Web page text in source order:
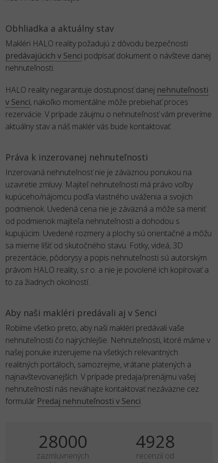
Obhliadka a aktuálny stav
Makléri HALO reality požadujú z dôvodu bezpečnosti
predávajúcich v Senci podpísať dokument o návšteve danej
nehnuteľnosti.
HALO reality negarantuje dostupnosť danej nehnuteľnosti
v Senci, nakoľko momentálne môže prebiehať proces
rezervácie. V prípade záujmu o nehnuteľnosť vám preveríme
aktuálny stav a náš maklér vás bude kontaktovať.
Práva k inzerovanej nehnuteľnosti
Inzerovaná nehnuteľnosť nie je záväznou ponukou na
uzavretie zmluvy. Majiteľ nehnuteľnosti má právo voľby
kupúceho/nájomcu podľa vlastného uváženia a svojich
podmienok. Uvedená cena nie je záväzná a môže sa meniť
od podmienok majiteľa nehnuteľnosti a dohodou s
kupujúcim. Uvedené rozmery a plochy sú orientačné a môžu
sa mierne líšiť od skutočného stavu. Fotky, videá, 3D
prezentácie, pôdorysy a popis nehnuteľnosti sú autorským
právom HALO reality, s.r.o. a nie je povolené ich kopírovať a
to za žiadnych okolností.
Aby naši makléri predávali aj v Senci
Robíme všetko preto, aby naši makléri predávali vaše
nehnuteľnosti čo najrýchlejšie. Nehnuteľnosti, ktoré máme v
našej ponuke inzerujeme na všetkých relevantných
realitných portáloch, samozrejme, vrátane platených a
najnavštevovanejších. V prípade predaja/prenájmu vašej
nehnuteľnosti nás neváhajte kontaktovať nezáväzne cez
formulár Predaj nehnuteľnosti v Senci.
35000
zazmluvnených
6160
recenzií od